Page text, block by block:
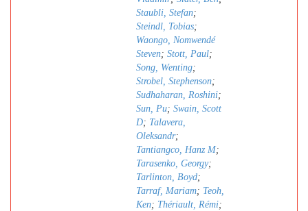
Staubli, Stefan;
Steindl, Tobias;
Waongo, Nomwendé
Steven; Stott, Paul;
Song, Wenting;
Strobel, Stephenson;
Sudhaharan, Roshini;
Sun, Pu; Swain, Scott
D; Talavera,
Oleksandr;
Tantiangco, Hanz M;
Tarasenko, Georgy;
Tarlinton, Boyd;
Tarraf, Mariam; Teoh,
Ken; Thériault, Rémi;